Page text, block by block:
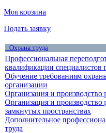
Моя корзина
Подать заявку
· Охрана труда
Профессиональная
квалификации специалистов
Обучение требованиям
организации
Организация и производство
Организация и производство
замкнутых пространствах
Дополнительное
труда